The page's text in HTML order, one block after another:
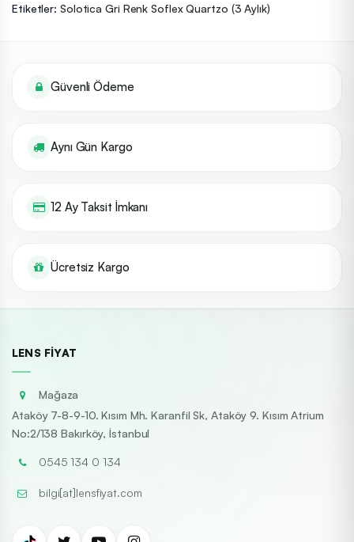
Etiketler: Solotica Gri Renk Soflex Quartzo (3 Aylık)
Güvenli Ödeme
Aynı Gün Kargo
12 Ay Taksit İmkanı
Ücretsiz Kargo
LENS FIYAT
Mağaza
Ataköy 7-8-9-10. Kısım Mh. Karanfil Sk, Ataköy 9. Kısım Atrium
No:2/138 Bakırköy, İstanbul
0545 134 0 134
bilgi[at]lensfiyat.com